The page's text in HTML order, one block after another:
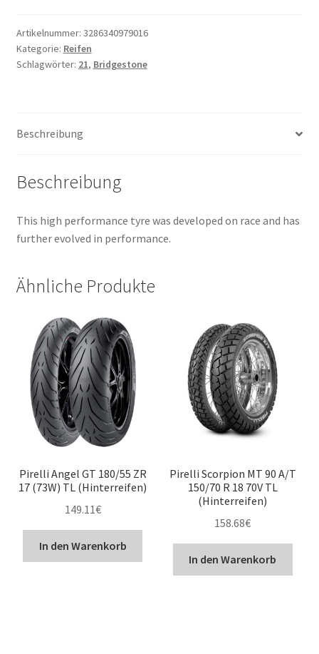
Artikelnummer: 3286340979016
Kategorie: Reifen
Schlagwörter: 21, Bridgestone
Beschreibung
Beschreibung
This high performance tyre was developed on race and has
further evolved in performance.
Ähnliche Produkte
Pirelli Angel GT 180/55 ZR
17 (73W) TL (Hinterreifen)
149.11€
In den Warenkorb
Pirelli Scorpion MT 90 A/T
150/70 R 18 70V TL
(Hinterreifen)
158.68€
In den Warenkorb